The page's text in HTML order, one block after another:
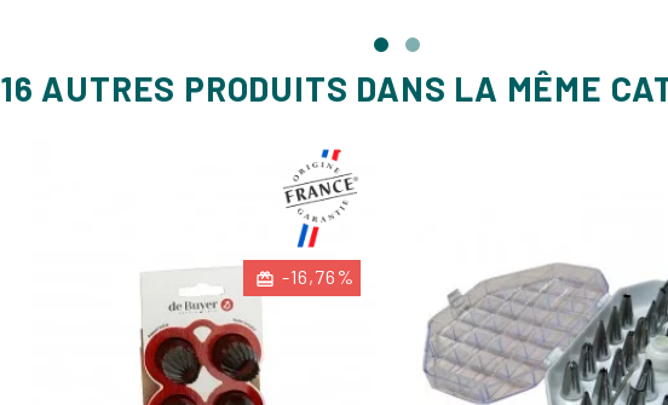
16 AUTRES PRODUITS DANS LA MÊME
-16,76%